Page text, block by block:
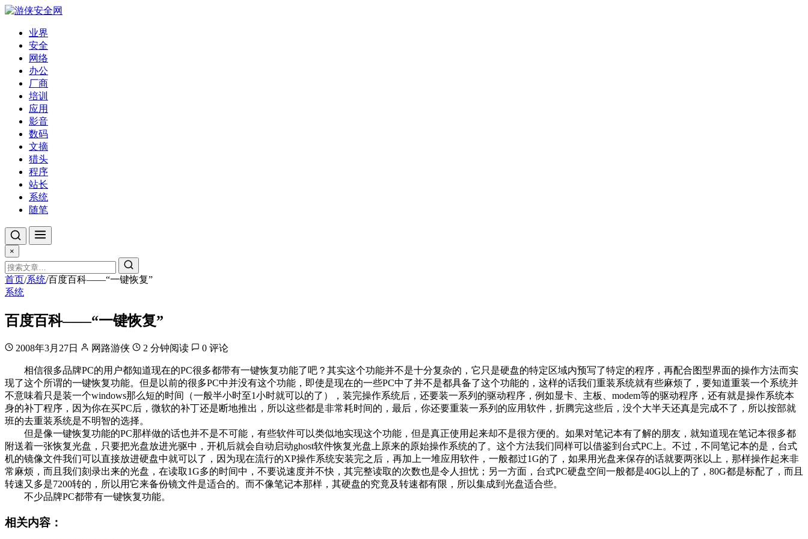
业界
安全
网络
办公
厂商
培训
应用
影音
数码
文摘
猎头
程序
站长
系统
随笔
×
首页/系统/百度百科——“一键恢复”
系统
百度百科——“一键恢复”
2008年3月27日 网路游侠 2 分钟阅读 0 评论
相信很多品牌PC的用户都知道现在的PC很多都带有一键恢复功能了吧？其实这个功能并不是十分复杂的，它只是硬盘的特定区域内预写了特定的程序，再配合图型界面的操作方法而实
现了这个所谓的一键恢复功能。但是以前的很多PC中并没有这个功能，即使是现在的一些PC中了并不是都具备了这个功能的，这样的话我们重装系统就有些麻烦了，要知道重装一个系统并
不意味着只是装一个windows那么短的时间（一般半小时至1小时就可以的了），装完操作系统后，还要装一系列的驱动程序，例如显卡、主板、modem等的驱动程序，还有就是操作系统本
身的补丁程序，因为你在买PC后，微软的补丁还是断地推出，所以这些都是非常耗时间的，最后，你还要重装一系列的应用软件，折腾完这些后，没个大半天还真是完成不了，所以按部就
班的去重装系统是不明智的选择。
但是像一键恢复功能的PC那样做的话也并不是不可能，有些软件可以类似地实现这个功能，但是真正使用起来却不是很方便的。如果对笔记本有了解的朋友，就知道现在笔记本很多都
附送着一张恢复光盘，只要把光盘放进光驱中，开机后就会自动启动ghost软件恢复光盘上原来的原始操作系统的了。这个方法我们同样可以借鉴到台式PC上。不过，不同笔记本的是，台式
机的镜像文件我们可以直接放进硬盘中就可以了，因为现在流行的XP操作系统安装完之后，再加上一堆应用软件，一般都过1G的了，如果用光盘来保存的话就要两张以上，那样操作起来非
常麻烦，而且我们刻录出来的光盘，在读取1G多的时间中，不要说速度并不快，其完整读取的次数也是令人担忧；另一方面，台式PC硬盘空间一般都是40G以上的了，80G都是标配了，而且
转速又多是7200转的，所以用它来备份镜文件是适合的。而不像笔记本那样，其硬盘的究竟及转速都有限，所以集成到光盘适合些。
不少品牌PC都带有一键恢复功能。
相关内容：